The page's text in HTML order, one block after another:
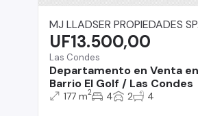
MJ LLADSER PROPIEDADES
Las Condes
Departamento en Venta en
Barrio El Golf / Las Condes
UF13.500,00
177 m2 4 2 4